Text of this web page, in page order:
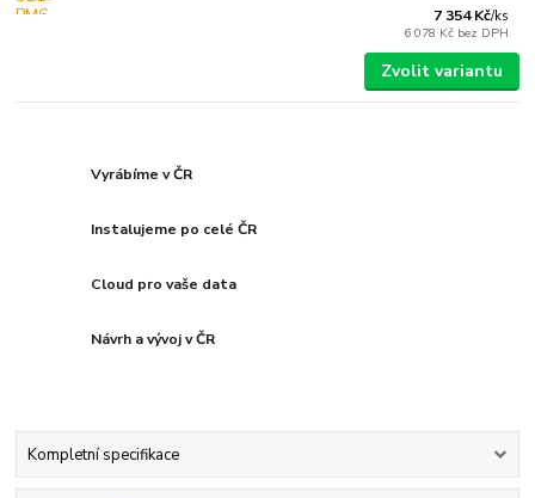
7 354 Kč/ks
6 078 Kč bez DPH
Zvolit variantu
Vyrábíme v ČR
Instalujeme po celé ČR
Cloud pro vaše data
Návrh a vývoj v ČR
Kompletní specifikace